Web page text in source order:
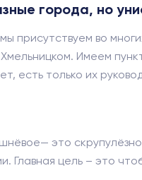
города, но
присутствуем во
Имеем
есть только их
это
Главная цель – это